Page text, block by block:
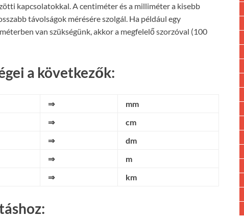
kapcsolatokkal. A centiméter és a milliméter a kisebb
távolságok mérésére szolgál. Ha például egy
van szükségünk, akkor a megfelelő szorzóval (100
a következők:
⇒
mm
⇒
cm
⇒
dm
⇒
m
⇒ km